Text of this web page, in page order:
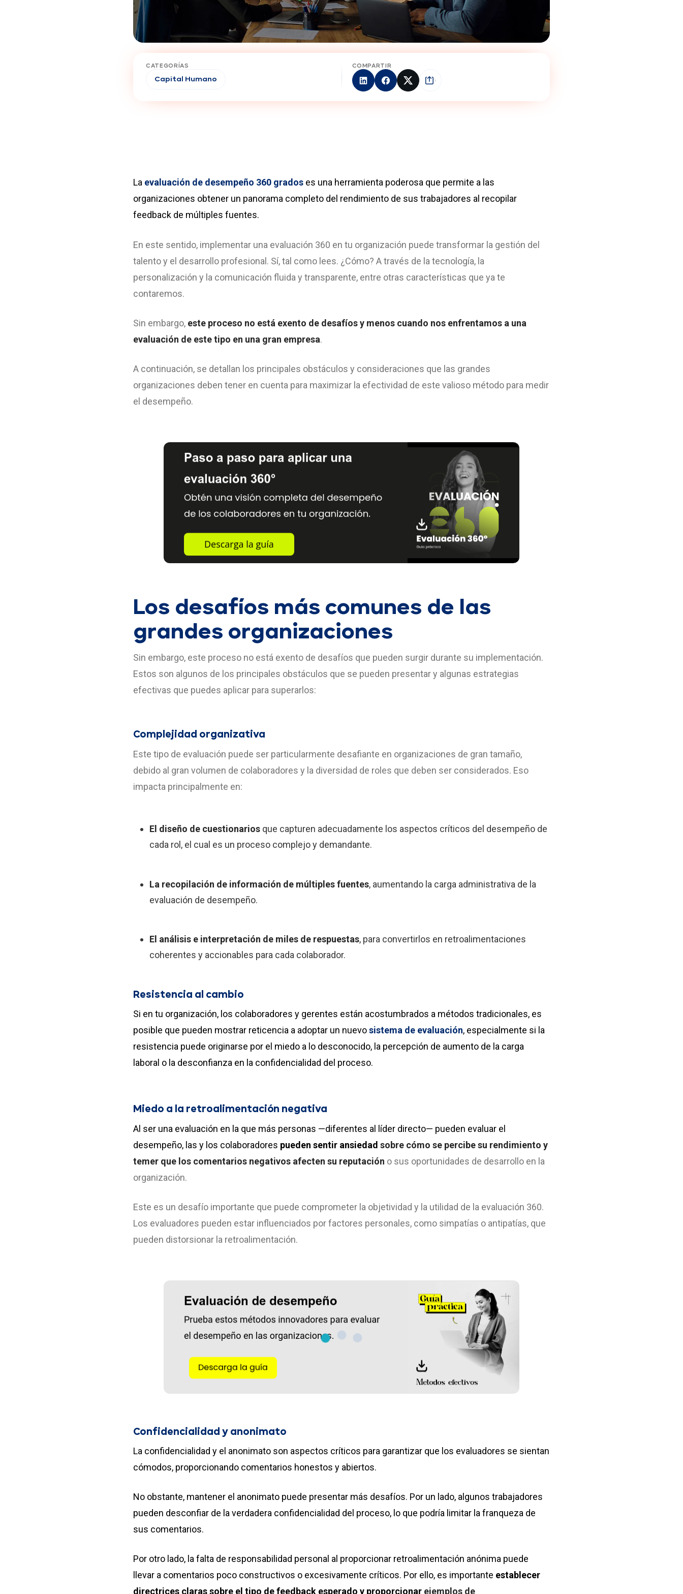
CATEGORÍAS
Capital Humano
COMPARTIR
La evaluación de desempeño 360 grados es una herramienta poderosa que permite a las
organizaciones obtener un panorama completo del rendimiento de sus trabajadores al recopilar
feedback de múltiples fuentes.
En este sentido, implementar una evaluación 360 en tu organización puede transformar la gestión del
talento y el desarrollo profesional. Sí, tal como lees. ¿Cómo? A través de la tecnología, la
personalización y la comunicación fluida y transparente, entre otras características que ya te
contaremos.
Sin embargo, este proceso no está exento de desafíos y menos cuando nos enfrentamos a una
evaluación de este tipo en una gran empresa.
A continuación, se detallan los principales obstáculos y consideraciones que las grandes
organizaciones deben tener en cuenta para maximizar la efectividad de este valioso método para medir
el desempeño.
Los desafíos más comunes de las
grandes organizaciones
Sin embargo, este proceso no está exento de desafíos que pueden surgir durante su implementación.
Estos son algunos de los principales obstáculos que se pueden presentar y algunas estrategias
efectivas que puedes aplicar para superarlos:
Complejidad organizativa
Este tipo de evaluación puede ser particularmente desafiante en organizaciones de gran tamaño,
debido al gran volumen de colaboradores y la diversidad de roles que deben ser considerados. Eso
impacta principalmente en:
El diseño de cuestionarios que capturen adecuadamente los aspectos críticos del desempeño de
cada rol, el cual es un proceso complejo y demandante.
La recopilación de información de múltiples fuentes, aumentando la carga administrativa de la
evaluación de desempeño.
El análisis e interpretación de miles de respuestas, para convertirlos en retroalimentaciones
coherentes y accionables para cada colaborador.
Resistencia al cambio
Si en tu organización, los colaboradores y gerentes están acostumbrados a métodos tradicionales, es
posible que pueden mostrar reticencia a adoptar un nuevosistema de evaluación, especialmente si la
resistencia puede originarse por el miedo a lo desconocido, la percepción de aumento de la carga
laboral o la desconfianza en la confidencialidad del proceso.
Miedo a la retroalimentación negativa
Al ser una evaluación en la que más personas —diferentes al líder directo— pueden evaluar el
desempeño, las y los colaboradores pueden sentir ansiedad sobre cómo se percibe su rendimiento y
temer que los comentarios negativos afecten su reputación o sus oportunidades de desarrollo en la
organización.
Este es un desafío importante que puede comprometer la objetividad y la utilidad de la evaluación 360.
Los evaluadores pueden estar influenciados por factores personales, como simpatías o antipatías, que
pueden distorsionar la retroalimentación.
Confidencialidad y anonimato
La confidencialidad y el anonimato son aspectos críticos para garantizar que los evaluadores se sientan
cómodos, proporcionando comentarios honestos y abiertos.
No obstante, mantener el anonimato puede presentar más desafíos. Por un lado, algunos trabajadores
pueden desconfiar de la verdadera confidencialidad del proceso, lo que podría limitar la franqueza de
sus comentarios.
Por otro lado, la falta de responsabilidad personal al proporcionar retroalimentación anónima puede
llevar a comentarios poco constructivos o excesivamente críticos. Por ello, es importante establecer
directrices claras sobre el tipo de feedback esperado y proporcionar ejemplos de